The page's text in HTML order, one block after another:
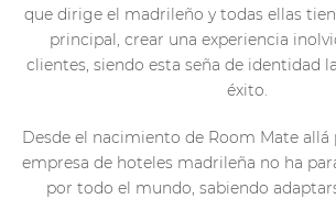
que dirige el madrileño y todas ellas
principal, crear una experiencia
clientes, siendo esta seña de identidad
éxito.
Desde el nacimiento de Room Mate allá
empresa de hoteles madrileña no ha
por todo el mundo, sabiendo